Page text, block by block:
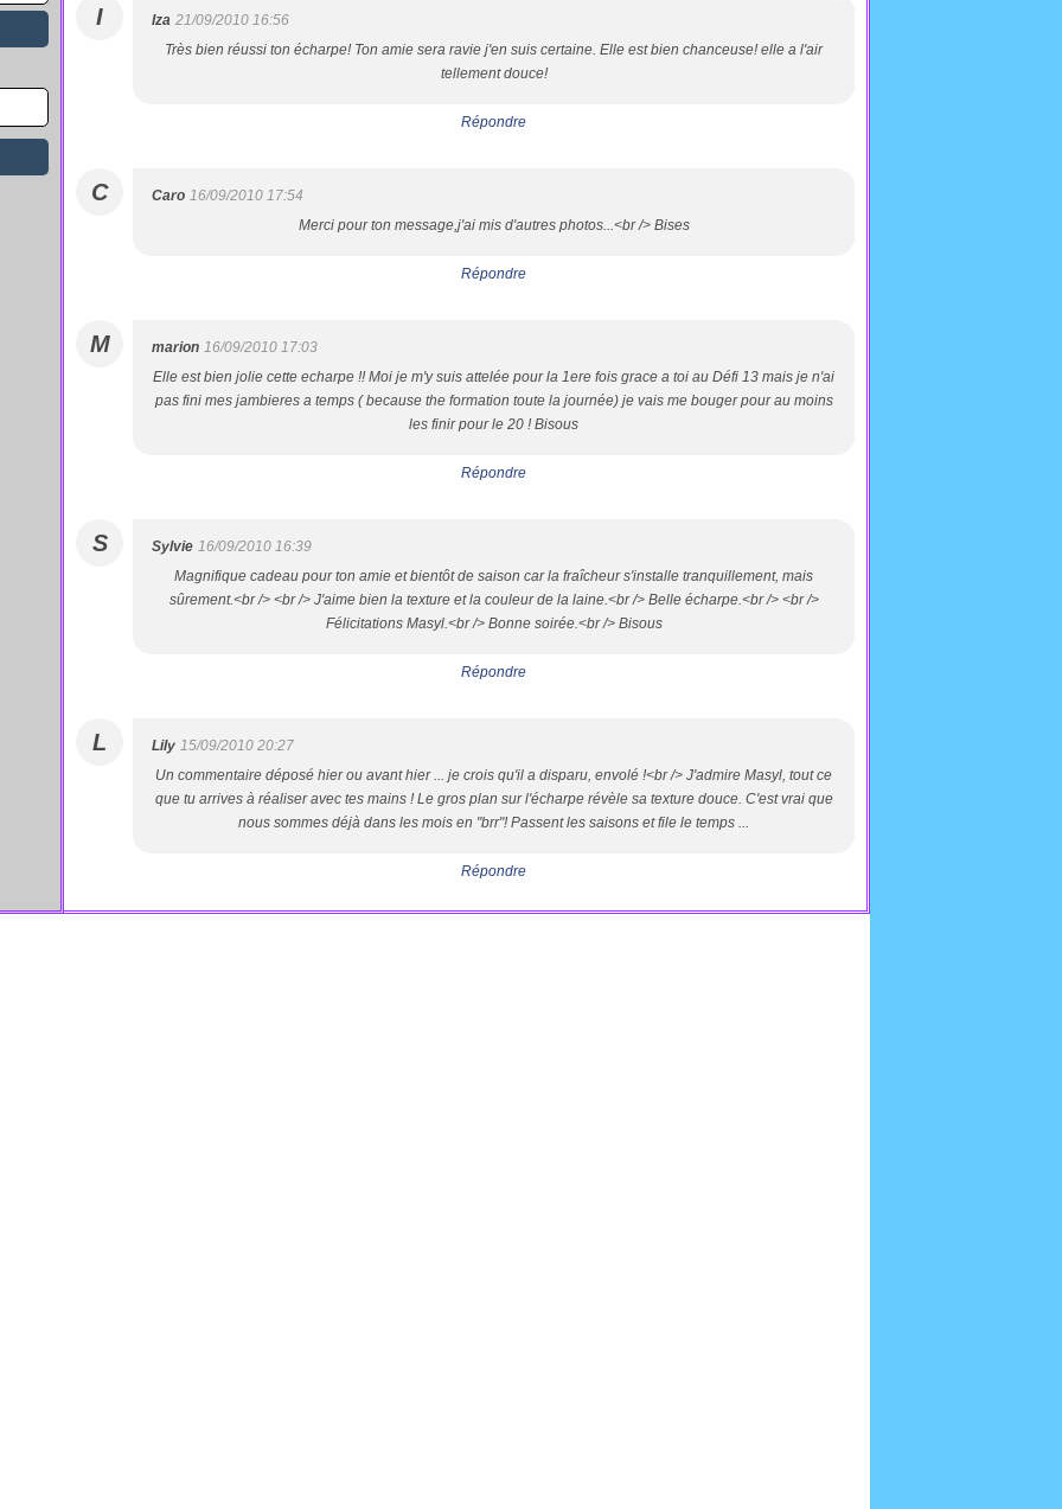
I Iza 21/09/2010 16:56
Très bien réussi ton écharpe! Ton amie sera ravie j'en suis certaine. Elle est bien chanceuse! elle a l'air
tellement douce!
Répondre
C Caro 16/09/2010 17:54
Merci pour ton message,j'ai mis d'autres photos...<br /> Bises
Répondre
M marion 16/09/2010 17:03
Elle est bien jolie cette echarpe !! Moi je m'y suis attelée pour la 1ere fois grace a toi au Défi 13 mais je n'ai
pas fini mes jambieres a temps ( because the formation toute la journée) je vais me bouger pour au moins
les finir pour le 20 ! Bisous
Répondre
S Sylvie 16/09/2010 16:39
Magnifique cadeau pour ton amie et bientôt de saison car la fraîcheur s'installe tranquillement, mais
sûrement.<br /> <br /> J'aime bien la texture et la couleur de la laine.<br /> Belle écharpe.<br /> <br />
Félicitations Masyl.<br /> Bonne soirée.<br /> Bisous
Répondre
L Lily 15/09/2010 20:27
Un commentaire déposé hier ou avant hier ... je crois qu'il a disparu, envolé !<br /> J'admire Masyl, tout ce
que tu arrives à réaliser avec tes mains ! Le gros plan sur l'écharpe révèle sa texture douce. C'est vrai que
nous sommes déjà dans les mois en "brr"! Passent les saisons et file le temps ...
Répondre